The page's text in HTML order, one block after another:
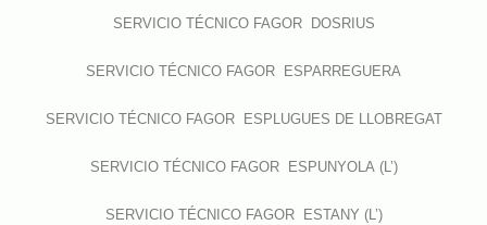
SERVICIO TÉCNICO FAGOR DOSRIUS
SERVICIO TÉCNICO FAGOR ESPARREGUERA
SERVICIO TÉCNICO FAGOR ESPLUGUES DE LLOBREGAT
SERVICIO TÉCNICO FAGOR ESPUNYOLA (L’)
SERVICIO TÉCNICO FAGOR ESTANY (L’)